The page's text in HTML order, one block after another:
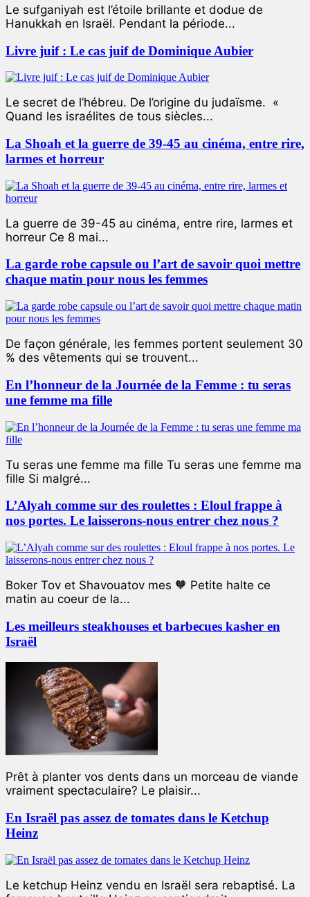
Le sufganiyah est l’étoile brillante et dodue de
Hanukkah en Israël. Pendant la période...
Livre juif : Le cas juif de Dominique Aubier
Le secret de l’hébreu. De l’origine du judaïsme. «
Quand les israélites de tous siècles...
La Shoah et la guerre de 39-45 au cinéma, entre rire,
larmes et horreur
La guerre de 39-45 au cinéma, entre rire, larmes et
horreur Ce 8 mai...
La garde robe capsule ou l’art de savoir quoi mettre
chaque matin pour nous les femmes
De façon générale, les femmes portent seulement 30
% des vêtements qui se trouvent...
En l’honneur de la Journée de la Femme : tu seras
une femme ma fille
Tu seras une femme ma fille Tu seras une femme ma
fille Si malgré...
L’Alyah comme sur des roulettes : Eloul frappe à
nos portes. Le laisserons-nous entrer chez nous ?
Boker Tov et Shavouatov mes 🧡 Petite halte ce
matin au coeur de la...
Les meilleurs steakhouses et barbecues kasher en
Israël
Prêt à planter vos dents dans un morceau de viande
vraiment spectaculaire? Le plaisir...
En Israël pas assez de tomates dans le Ketchup
Heinz
Le ketchup Heinz vendu en Israël sera rebaptisé. La